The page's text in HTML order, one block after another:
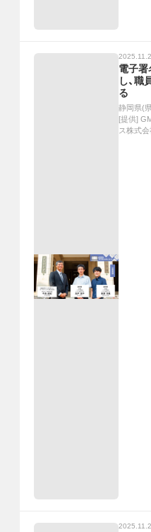
電子署
し、職
る
静岡県(
[提供]
ス株式会